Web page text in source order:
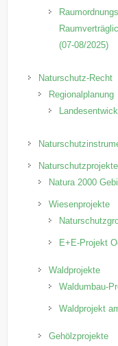
(07-08/2025)
Naturschutz-Recht
Regionalplanung
Natura 2000
Wiesenprojekte
E+E-Projekt
Waldprojekte
Waldumbau-
Waldprojekt
Gehölzprojekte